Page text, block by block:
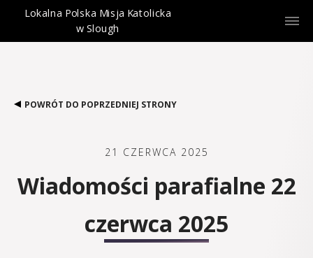
Lokalna Polska Misja Katolicka
w Slough
POWRÓT DO POPRZEDNIEJ STRONY
21 CZERWCA 2025
Wiadomości parafialne 22
czerwca 2025